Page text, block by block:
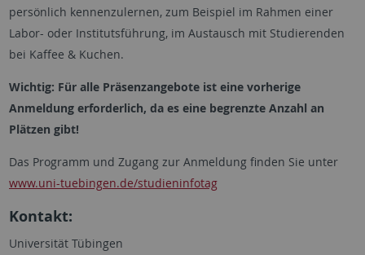
persönlich kennenzulernen, zum Beispiel im Rahmen einer
Labor- oder Institutsführung, im Austausch mit Studierenden
bei Kaffee & Kuchen.
Wichtig: Für alle Präsenzangebote ist eine vorherige
Anmeldung erforderlich, da es eine begrenzte Anzahl an
Plätzen gibt!
Das Programm und Zugang zur Anmeldung finden Sie unter
www.uni-tuebingen.de/studieninfotag
Kontakt:
Universität Tübingen